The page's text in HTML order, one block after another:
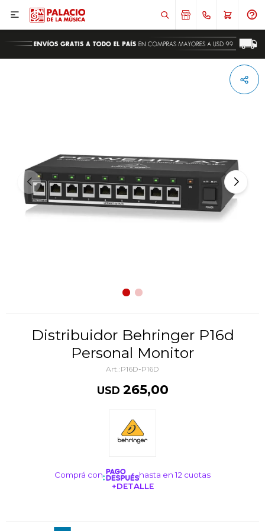

Distribuidor Behringer P16d
Personal Monitor
P16D-P16D
USD 265,00
Comprá con
hasta en 12 cuotas
+DETALLE